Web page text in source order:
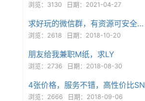
浏览：3130 日期：2021-04-27
求好玩的微信群，有资源可安全操作的。
浏览：2618 日期：2018-10-20
朋友给我兼职M纸，求LY
浏览：2736 日期：2018-08-30
4张价格，服务不错，高性价比SN
浏览：2666 日期：2018-09-06